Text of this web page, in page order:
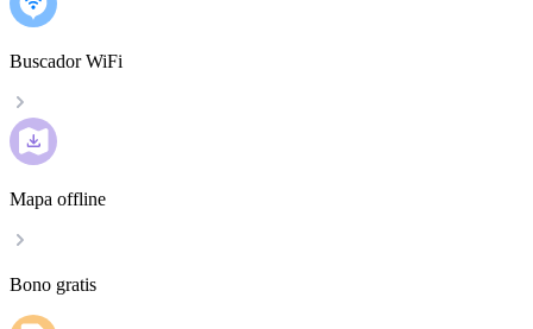
Buscador WiFi
Mapa offline
Bono gratis